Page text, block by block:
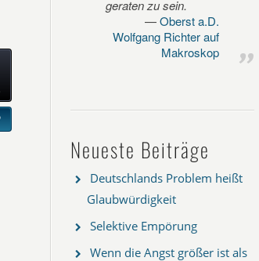
geraten zu sein.
Oberst a.D.
Wolfgang Richter auf
Makroskop
Neueste Beiträge
Deutschlands Problem heißt
Glaubwürdigkeit
Selektive Empörung
Wenn die Angst größer ist als